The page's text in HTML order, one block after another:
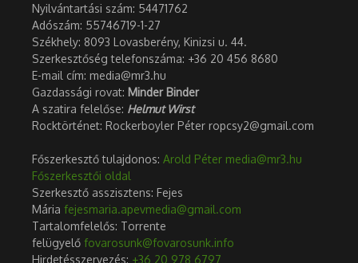
Nyilvántartási szám: 54471762
Adószám: 55746719-1-27
Székhely: 8093 Lovasberény, Kinizsi u. 44.
Szerkesztőség telefonszáma: +36 20 456 8680
E-mail cím: media@mr3.hu
Gazdassági rovat: Minder Binder
A szatira felelőse: Helmut Wirst
Rocktörténet: Rockerboyler Péter ropcsy2@gmail.com
Főszerkesztő tulajdonos: Arold Péter media@mr3.hu
Főszerkesztői oldal
Szerkesztő asszisztens: Fejes
Mária fejesmaria.apevmedia@gmail.com
Tartalomfelelős: Torrente
felügyelő fovarosunk@fovarosunk.info
Hirdetésszervezés: +36 20 978 6797